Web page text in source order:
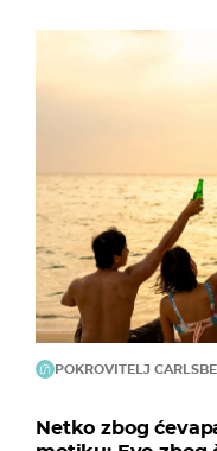
POKROVITELJ
Netko zbog